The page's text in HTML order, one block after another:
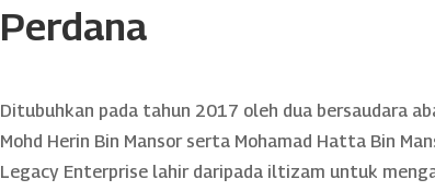
Perdana
Ditubuhkan pada tahun 2017 oleh dua bersaudara
Mohd Herin Bin Mansor serta Mohamad Hatta Bin
Legacy Enterprise lahir daripada iltizam untuk